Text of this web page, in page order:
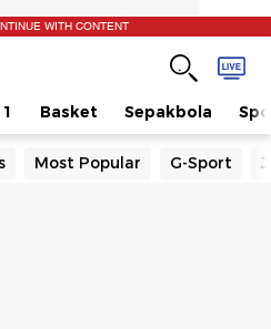
WITH CONTENT
Basket Sepakbola
Most Popular G-Sport